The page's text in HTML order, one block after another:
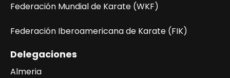
Federación Mundial de Karate (WKF)
Federación Iberoamericana de Karate (FIK)
Delegaciones
Almeria